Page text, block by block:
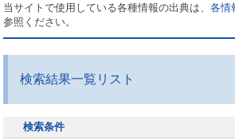
当サイトで使用している各種情報の出典は、各情
参照ください。
検索結果一覧リスト
検索条件